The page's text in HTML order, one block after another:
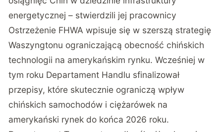
energetycznej – stwierdzili jej pracownicy
Ostrzeżenie FHWA wpisuje się w szerszą strategię
Waszyngtonu ograniczającą obecność chińskich
technologii na amerykańskim rynku. Wcześniej w
tym roku Departament Handlu sfinalizował
przepisy, które skutecznie ograniczą wpływ
chińskich samochodów i ciężarówek na
amerykański rynek do końca 2026 roku.